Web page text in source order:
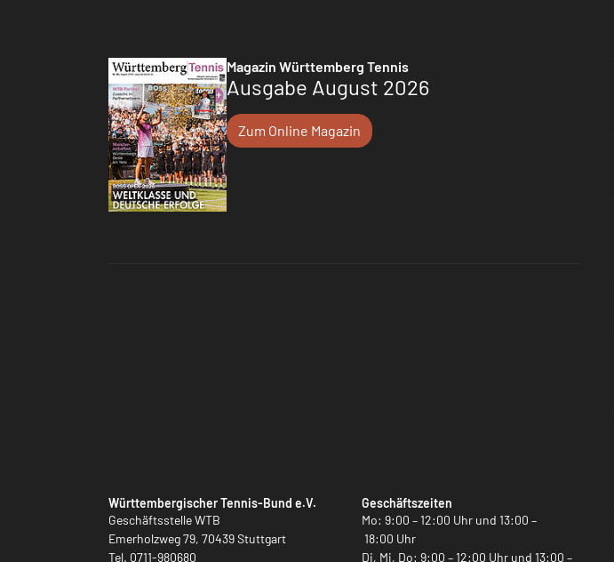
Magazin Württemberg Tennis
Ausgabe August 2026
Zum Online Magazin
Württembergischer Tennis-Bund e.V.
Geschäftsstelle WTB
Emerholzweg 79, 70439 Stuttgart
Tel. 0711-980680
Geschäftszeiten
Mo: 9:00 – 12:00 Uhr und 13:00 –
18:00 Uhr
Di, Mi, Do: 9:00 – 12:00 Uhr und 13:00 –